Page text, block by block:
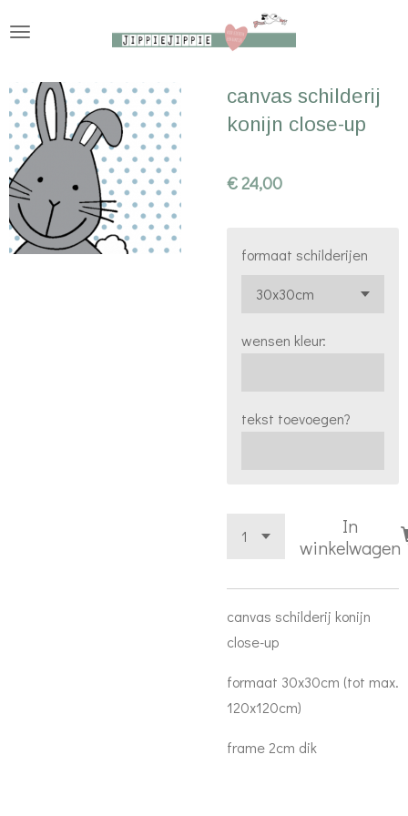
de
hoofdinhoud
canvas schilderij
konijn close-up
€ 24,00
formaat schilderijen
wensen kleur:
tekst toevoegen?
In
winkelwagen
canvas schilderij konijn
close-up
formaat 30x30cm (tot max.
120x120cm)
frame 2cm dik